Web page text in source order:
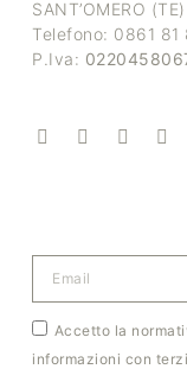
SANT’OMERO
Telefono: 0861 81
P.Iva:
Accetto la
informazioni con terzi